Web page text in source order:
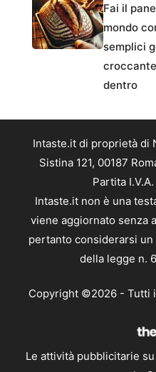
Fai il
mondo
semplici
dentro
Intaste.it di proprietà di
Sistina 121, 00187
Partita
Intaste.it non è una
viene aggiornato senza
pertanto considerarsi
della legge n.
Copyright ©2026 - Tutti
Le attività pubblicitarie